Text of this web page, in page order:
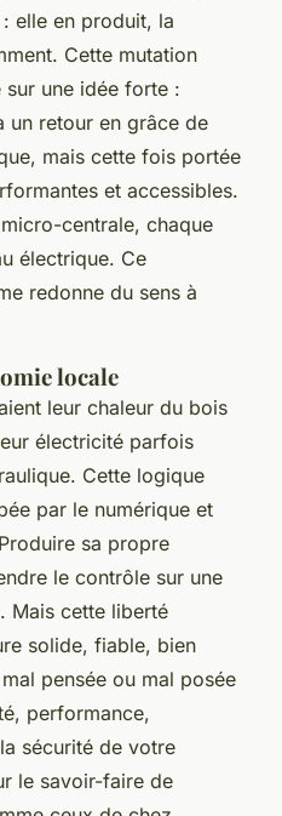
elle en produit, la
Cette mutation
une idée forte :
un retour en grâce de
mais cette fois portée
et accessibles.
centrale, chaque
électrique. Ce
redonne du sens à
locale
leur chaleur du bois
électricité parfois
Cette logique
par le numérique et
sa propre
le contrôle sur une
Mais cette liberté
solide, fiable, bien
pensée ou mal posée
performance,
sécurité de votre
le savoir-faire de